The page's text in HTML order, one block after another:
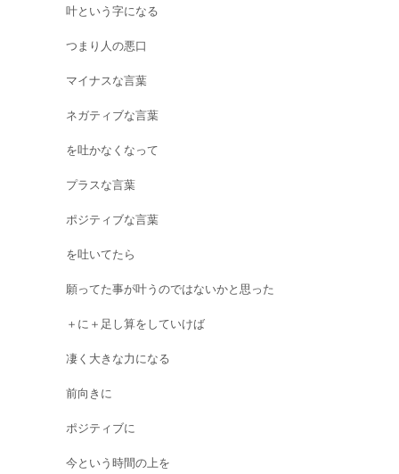
叶という字になる
つまり人の悪口
マイナスな言葉
ネガティブな言葉
を吐かなくなって
プラスな言葉
ポジティブな言葉
を吐いてたら
願ってた事が叶うのではないかと思った
＋に＋足し算をしていけば
凄く大きな力になる
前向きに
ポジティブに
今という時間の上を